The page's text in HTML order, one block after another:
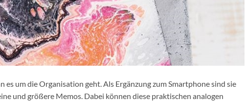
es um die Organisation geht. Als Ergänzung zum Smartphone sind sie
und größere Memos. Dabei können diese praktischen analogen